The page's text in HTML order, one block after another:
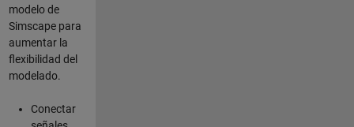
modelo de
Simscape para
aumentar la
flexibilidad del
modelado.
Conectar